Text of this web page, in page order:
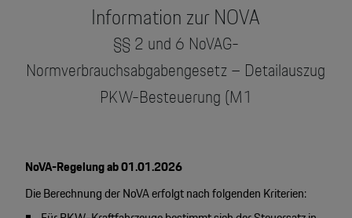
Neu- & Gebrauchtwagen
Driver's Selection Online-Shop
Porsche Connect
Information zur NOVA
§§ 2 und 6 NoVAG-
Normverbrauchsabgabengesetz – Detailauszug
PKW-Besteuerung (M1
NoVA-Regelung ab 01.01.2026
Die Berechnung der NoVA erfolgt nach folgenden Kriterien: